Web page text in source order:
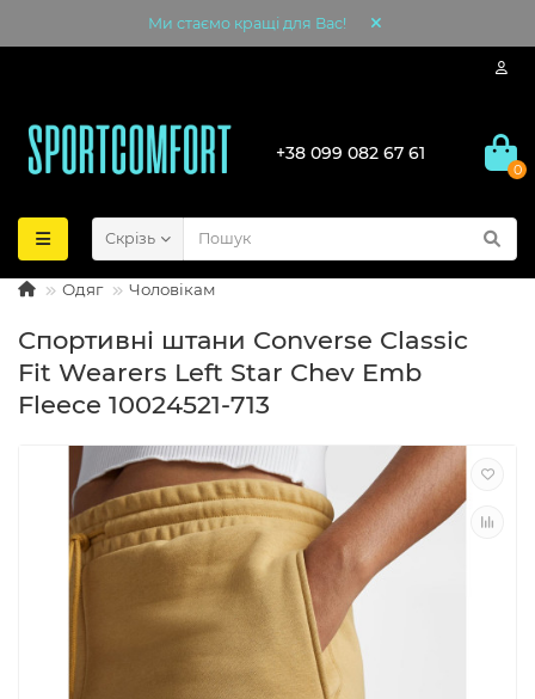
Ми стаємо кращі для Вас!
+38 099 082 67 61
0
Скрізь
Одяг Чоловікам
Спортивні штани Converse Classic
Fit Wearers Left Star Chev Emb
Fleece 10024521-713